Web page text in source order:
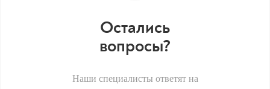
Остались
вопросы?
Наши специалисты ответят на